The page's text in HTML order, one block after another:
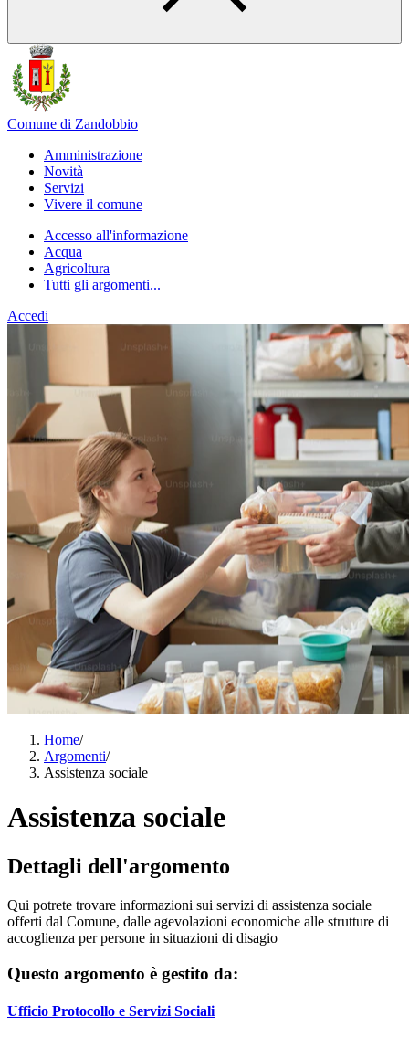
Comune di Zandobbio
Amministrazione
Novità
Servizi
Vivere il comune
Accesso all'informazione
Acqua
Agricoltura
Tutti gli argomenti...
Accedi
Home/
Argomenti/
Assistenza sociale
Assistenza sociale
Dettagli dell'argomento
Qui potrete trovare informazioni sui servizi di assistenza sociale
offerti dal Comune, dalle agevolazioni economiche alle strutture di
accoglienza per persone in situazioni di disagio
Questo argomento è gestito da:
Ufficio Protocollo e Servizi Sociali